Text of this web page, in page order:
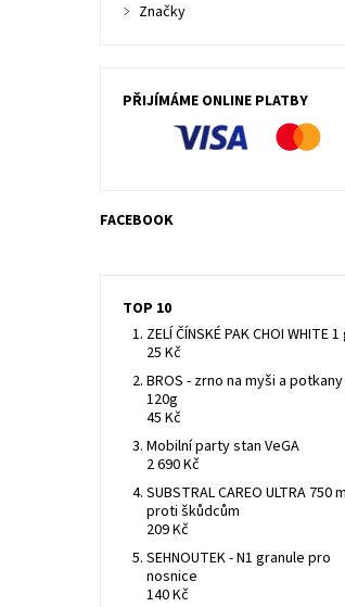
Značky
PŘIJÍMÁME ONLINE PLATBY
FACEBOOK
TOP 10
ZELÍ ČÍNSKÉ PAK CHOI WHITE 1
25 Kč
BROS - zrno na myši a potkany
120g
45 Kč
Mobilní party stan VeGA
2 690 Kč
SUBSTRAL CAREO ULTRA 750
proti škůdcům
209 Kč
SEHNOUTEK - N1 granule pro
nosnice
140 Kč